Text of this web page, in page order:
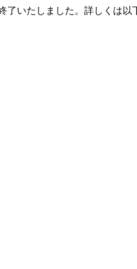
了いたしました。詳しくは以